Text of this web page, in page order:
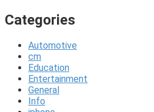
Categories
Automotive
cm
Education
Entertainment
General
Info